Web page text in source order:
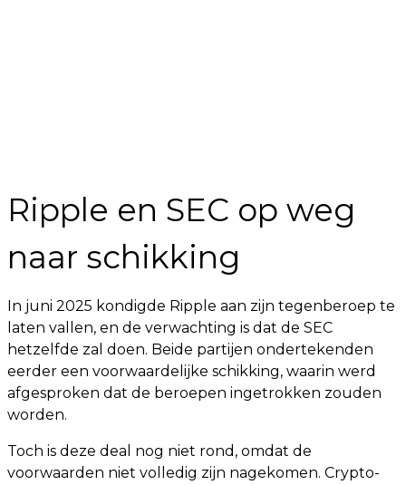
Ripple en SEC op weg
naar schikking
In juni 2025 kondigde Ripple aan zijn tegenberoep te
laten vallen, en de verwachting is dat de SEC
hetzelfde zal doen. Beide partijen ondertekenden
eerder een voorwaardelijke schikking, waarin werd
afgesproken dat de beroepen ingetrokken zouden
worden.
Toch is deze deal nog niet rond, omdat de
voorwaarden niet volledig zijn nagekomen. Crypto-